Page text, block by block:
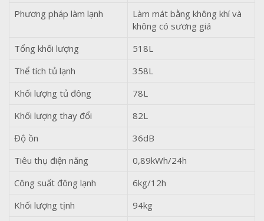
Phương pháp làm lạnh
Làm mát bằng không khí và
không có sương giá
Tổng khối lượng
518L
Thể tích tủ lạnh
358L
Khối lượng tủ đông
78L
Khối lượng thay đổi
82L
Độ ồn
36dB
Tiêu thụ điện năng
0,89kWh/24h
Công suất đông lạnh
6kg/12h
Khối lượng tịnh
94kg